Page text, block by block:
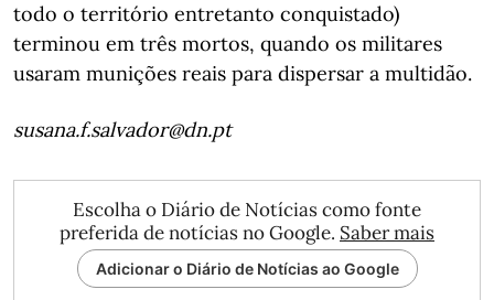
todo o território entretanto conquistado)
terminou em três mortos, quando os militares
usaram munições reais para dispersar a multidão.
susana.f.salvador@dn.pt
Escolha o Diário de Notícias como fonte
preferida de notícias no Google. Saber mais
Adicionar o Diário de Notícias ao Google